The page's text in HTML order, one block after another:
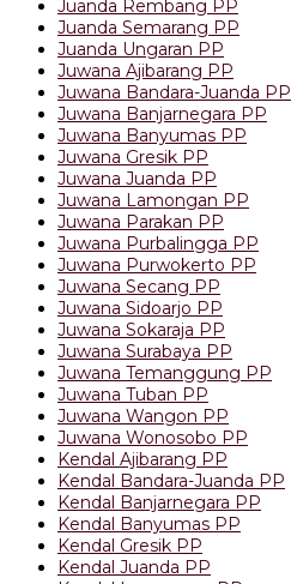
Juanda Rembang PP
Juanda Semarang PP
Juanda Ungaran PP
Juwana Ajibarang PP
Juwana Bandara-Juanda PP
Juwana Banjarnegara PP
Juwana Banyumas PP
Juwana Gresik PP
Juwana Juanda PP
Juwana Lamongan PP
Juwana Parakan PP
Juwana Purbalingga PP
Juwana Purwokerto PP
Juwana Secang PP
Juwana Sidoarjo PP
Juwana Sokaraja PP
Juwana Surabaya PP
Juwana Temanggung PP
Juwana Tuban PP
Juwana Wangon PP
Juwana Wonosobo PP
Kendal Ajibarang PP
Kendal Bandara-Juanda PP
Kendal Banjarnegara PP
Kendal Banyumas PP
Kendal Gresik PP
Kendal Juanda PP